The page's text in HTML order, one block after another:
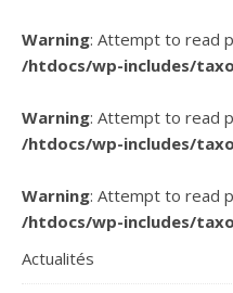
Warning: Attempt to read
/htdocs/wp-includes/
Warning: Attempt to read
/htdocs/wp-includes/
Warning: Attempt to read
/htdocs/wp-includes/
Actualités